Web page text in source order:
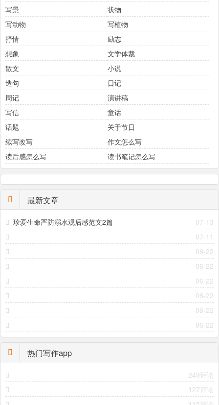
写景
状物
写动物
写植物
抒情
励志
想象
文学体裁
散文
小说
造句
日记
周记
演讲稿
写信
童话
话题
关于节日
续写改写
作文怎么写
读后感怎么写
读书笔记怎么写
最新文章
07-13
珍爱生命严防溺水观后感范文2篇
07-11
06-22
06-22
06-22
06-22
06-22
06-22
热门写作app
249评论
127评论